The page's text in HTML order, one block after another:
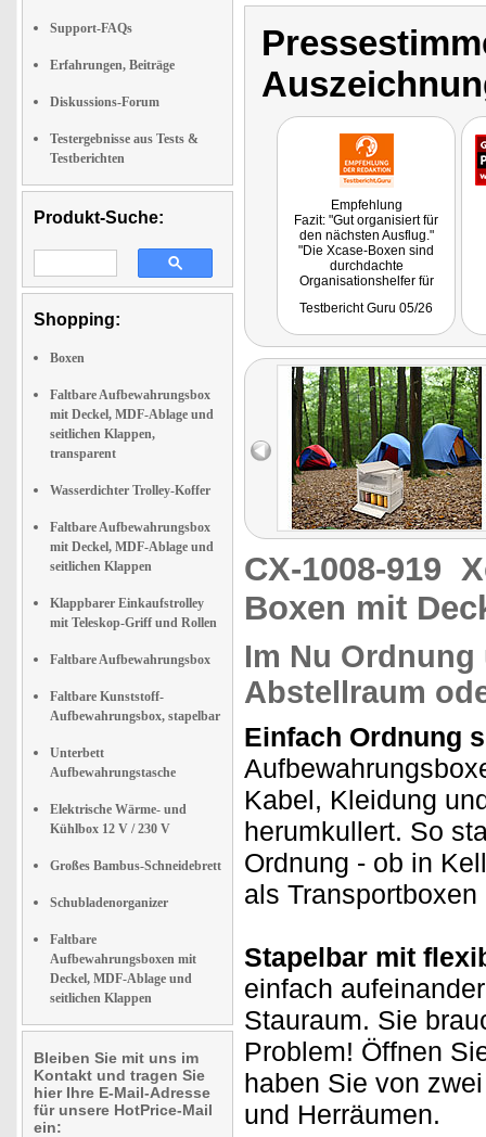
Support-FAQs
Erfahrungen, Beiträge
Diskussions-Forum
Testergebnisse aus Tests &
Testberichten
Produkt-Suche:
Shopping:
Boxen
Faltbare Aufbewahrungsbox
mit Deckel, MDF-Ablage und
seitlichen Klappen,
transparent
Wasserdichter Trolley-Koffer
Faltbare Aufbewahrungsbox
mit Deckel, MDF-Ablage und
seitlichen Klappen
Klappbarer Einkaufstrolley
mit Teleskop-Griff und Rollen
Faltbare Aufbewahrungsbox
Faltbare Kunststoff-
Aufbewahrungsbox, stapelbar
Unterbett
Aufbewahrungstasche
Elektrische Wärme- und
Kühlbox 12 V / 230 V
Großes Bambus-Schneidebrett
Schubladenorganizer
Faltbare
Aufbewahrungsboxen mit
Deckel, MDF-Ablage und
seitlichen Klappen
Bleiben Sie mit uns im
Kontakt und tragen Sie
hier Ihre E-Mail-Adresse
für unsere HotPrice-Mail
ein:
Empfehlung
Fazit: "Gut organisiert für
den nächsten Ausflug."
"Die Xcase-Boxen sind
durchdachte
Organisationshelfer für
Einsatzzwecke. Verstauen,
organisieren, kategorisieren
überschaubar. Gerade als
Campingbox faltbar oder
mobile Kofferraumlösung
spielen sie ihre Stärken
überzeugend aus und sind
dabei leistbar."
Testbericht Guru 05/26
CX-1008-919
Boxen mit
Im Nu
Abstellraum
Einfach Ordnung
Kabel, Kleidung
herumkullert. So
Ordnung - ob in
als
Stapelbar mit
einfach
Stauraum. Sie
Problem! Öffnen
haben Sie von
und Herräumen.